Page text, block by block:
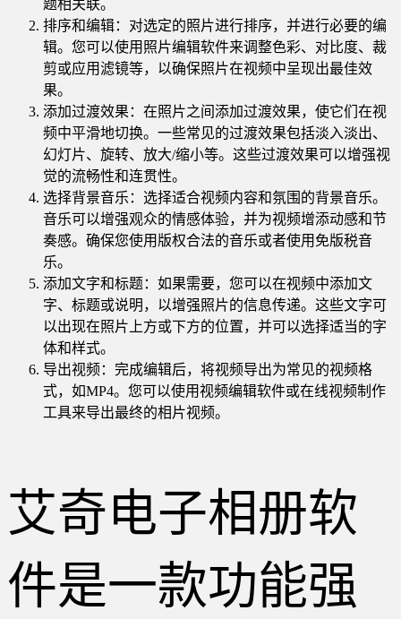
题相关联。
排序和编辑：对选定的照片进行排序，并进行必要的编
辑。您可以使用照片编辑软件来调整色彩、对比度、裁
剪或应用滤镜等，以确保照片在视频中呈现出最佳效
果。
添加过渡效果：在照片之间添加过渡效果，使它们在视
频中平滑地切换。一些常见的过渡效果包括淡入淡出、
幻灯片、旋转、放大/缩小等。这些过渡效果可以增强视
觉的流畅性和连贯性。
选择背景音乐：选择适合视频内容和氛围的背景音乐。
音乐可以增强观众的情感体验，并为视频增添动感和节
奏感。确保您使用版权合法的音乐或者使用免版税音
乐。
添加文字和标题：如果需要，您可以在视频中添加文
字、标题或说明，以增强照片的信息传递。这些文字可
以出现在照片上方或下方的位置，并可以选择适当的字
体和样式。
导出视频：完成编辑后，将视频导出为常见的视频格
式，如MP4。您可以使用视频编辑软件或在线视频制作
工具来导出最终的相片视频。
艾奇电子相册软
件是一款功能强